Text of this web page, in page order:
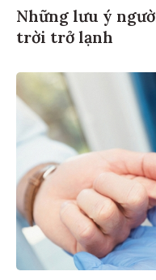
Những lưu ý
trời trở lạnh